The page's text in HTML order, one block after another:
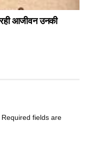
आजीवन उनकी
Required fields are